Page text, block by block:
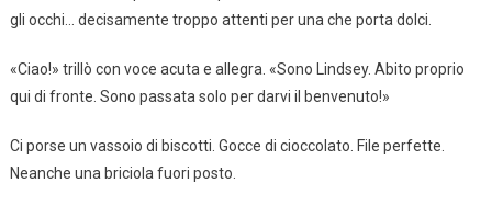
gli occhi… decisamente troppo attenti per una che porta dolci.
«Ciao!» trillò con voce acuta e allegra. «Sono Lindsey. Abito proprio
qui di fronte. Sono passata solo per darvi il benvenuto!»
Ci porse un vassoio di biscotti. Gocce di cioccolato. File perfette.
Neanche una briciola fuori posto.